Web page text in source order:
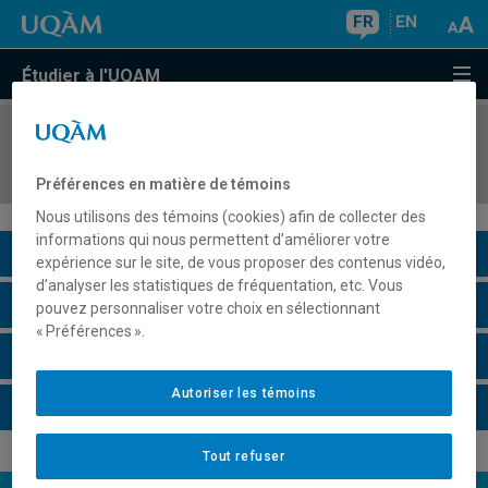
FR EN
Étudier à l'UQAM
COURS//
Description du cours
Horaire - Été 2026
Préférences en matière de témoins
Nous utilisons des témoins (cookies) afin de collecter des
informations qui nous permettent d’améliorer votre
expérience sur le site, de vous proposer des contenus vidéo,
d’analyser les statistiques de fréquentation, etc. Vous
pouvez personnaliser votre choix en sélectionnant
« Préférences ».
Tout refuser
Autoriser les témoins